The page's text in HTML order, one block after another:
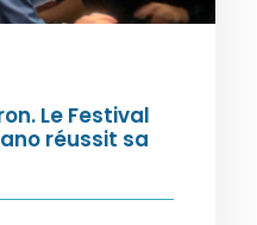
Le Festival
réussit sa